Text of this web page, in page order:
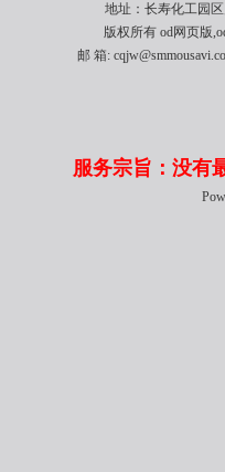
地址：长寿化工园
版权所有 od网页版
邮 箱:
服务宗旨：没有